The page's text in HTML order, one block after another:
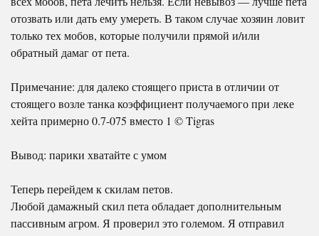
отозвать или дать ему умереть. В таком случае хозяин ловит
только тех мобов, которые получили прямой и/или
обратный дамаг от пета.
Примечание: для далеко стоящего приста в отличии от
стоящего возле танка коэффициент получаемого при леке
хейта примерно 0.7-075 вместо 1 © Tigras
Вывод: парики хватайте с умом
Теперь перейдем к скилам петов.
Любой дамажный скил пета обладает дополнительным
пассивным агром. Я проверил это големом. Я отправил